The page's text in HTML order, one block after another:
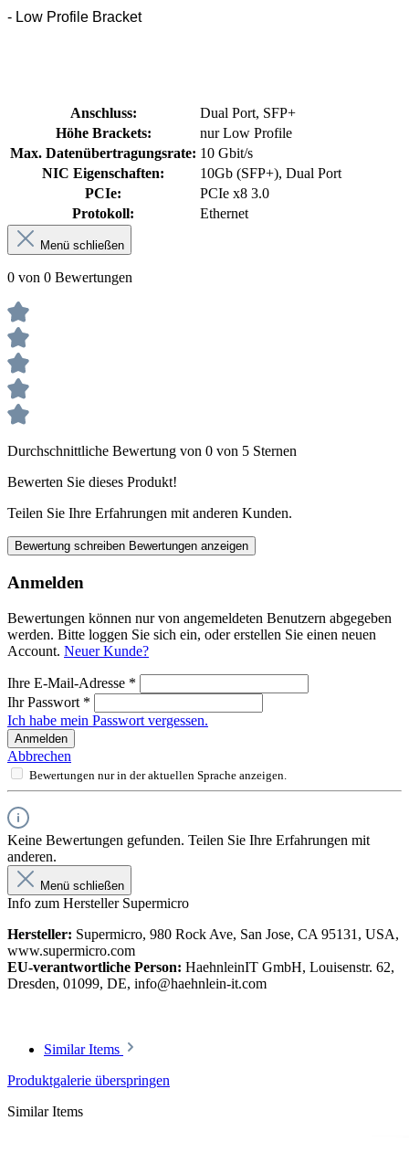
- Low Profile Bracket
Anschluss:
Dual Port, SFP+
Höhe Brackets:
nur Low Profile
Max. Datenübertragungsrate: 10 Gbit/s
NIC Eigenschaften:
10Gb (SFP+), Dual Port
PCIe:
PCIe x8 3.0
Protokoll:
Ethernet
Menü schließen
0 von 0 Bewertungen
Durchschnittliche Bewertung von 0 von 5 Sternen
Bewerten Sie dieses Produkt!
Teilen Sie Ihre Erfahrungen mit anderen Kunden.
Bewertung schreiben Bewertungen anzeigen
Anmelden
Bewertungen können nur von angemeldeten Benutzern abgegeben
werden. Bitte loggen Sie sich ein, oder erstellen Sie einen neuen
Account. Neuer Kunde?
Ihre E-Mail-Adresse *
Ihr Passwort *
Ich habe mein Passwort vergessen.
Anmelden
Abbrechen
Bewertungen nur in der aktuellen Sprache anzeigen.
Keine Bewertungen gefunden. Teilen Sie Ihre Erfahrungen mit
anderen.
Menü schließen
Info zum Hersteller Supermicro
Hersteller: Supermicro, 980 Rock Ave, San Jose, CA 95131, USA,
www.supermicro.com
EU-verantwortliche Person: HaehnleinIT GmbH, Louisenstr. 62,
Dresden, 01099, DE, info@haehnlein-it.com
Similar Items
Produktgalerie überspringen
Similar Items